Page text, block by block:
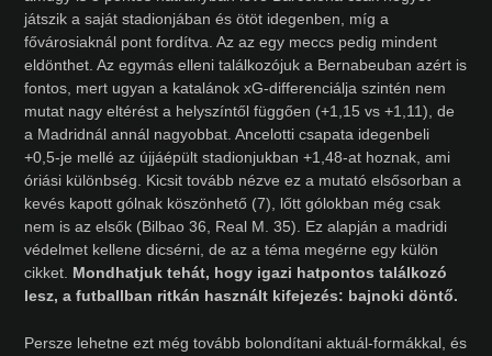
játszik a saját stadionjában és ötöt idegenben, míg a
fővárosiaknál pont fordítva. Az az egy meccs pedig mindent
eldönthet. Az egymás elleni találkozójuk a Bernabeuban azért is
fontos, mert ugyan a katalánok xG-differenciálja szintén nem
mutat nagy eltérést a helyszíntől függően (+1,15 vs +1,11), de
a Madridnál annál nagyobbat. Ancelotti csapata idegenbeli
+0,5-je mellé az újjáépült stadionjukban +1,48-at hoznak, ami
óriási különbség. Kicsit tovább nézve ez a mutató elsősorban a
kevés kapott gólnak köszönhető (7), lőtt gólokban még csak
nem is az elsők (Bilbao 36, Real M. 35). Ez alapján a madridi
védelmet kellene dicsérni, de az a téma megérne egy külön
cikket. Mondhatjuk tehát, hogy igazi hatpontos találkozó
lesz, a futballban ritkán használt kifejezés: bajnoki döntő.
Persze lehetne ezt még tovább bolondítani aktuál-formákkal, és